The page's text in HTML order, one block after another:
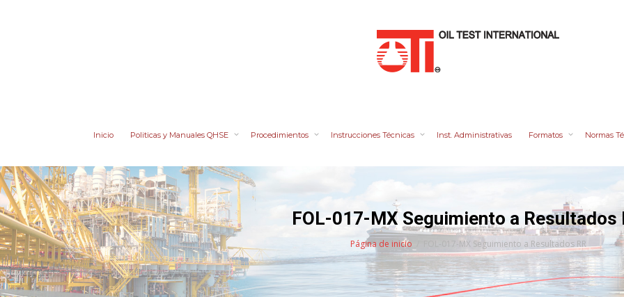
Inicio Politicas y Manuales QHSE Procedimientos Instrucciones Técnicas Inst. Administrativas Formatos Normas
FOL-017-MX Seguimiento a Resultados
Página de inicio FOL-017-MX Seguimiento a Resultados RR